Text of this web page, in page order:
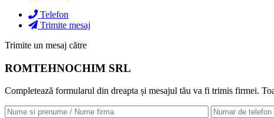
Telefon
Trimite mesaj
Trimite un mesaj către
ROMTEHNOCHIM SRL
Completează formularul din dreapta și mesajul tău va fi trimis firmei.